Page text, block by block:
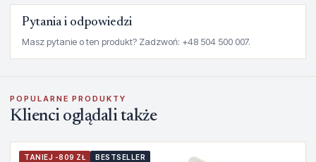
Pytania i odpowiedzi
Masz pytanie o ten produkt? Zadzwoń: +48 504 500 007.
POPULARNE PRODUKTY
Klienci oglądali także
TANIEJ -809 ZŁ BESTSELLER